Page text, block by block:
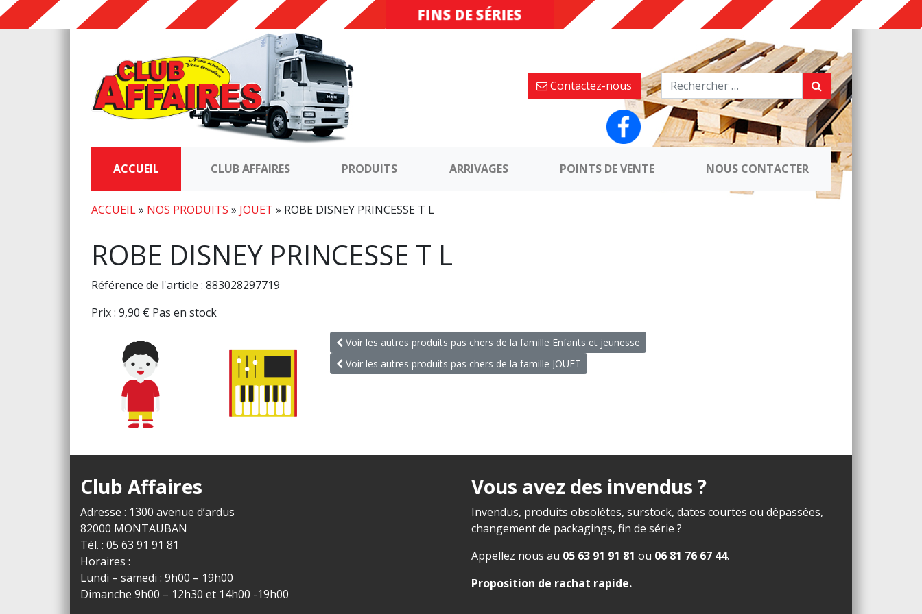
DESTOCKAGE
FINS DE SÉRIES
Contactez-nous
ACCUEIL CLUB AFFAIRES PRODUITS ARRIVAGES POINTS DE VENTE NOUS CONTACTER
ACCUEIL» NOS PRODUITS » JOUET » ROBE DISNEY PRINCESSE T L
ROBE DISNEY PRINCESSE T L
Référence de l'article : 883028297719
Prix : 9,90 € Pas en stock
Voir les autres produits pas chers de la famille Enfants et jeunesse
Voir les autres produits pas chers de la famille JOUET
Club Affaires
Adresse : 1300 avenue d’ardus
82000 MONTAUBAN
Tél. : 05 63 91 91 81
Horaires :
Lundi – samedi : 9h00 – 19h00
Dimanche 9h00 – 12h30 et 14h00 -19h00
Vous avez des invendus ?
Invendus, produits obsolètes, surstock, dates courtes ou dépassées,
changement de packagings, fin de série ?
Appellez nous au 05 63 91 91 81 ou 06 81 76 67 44.
Proposition de rachat rapide.